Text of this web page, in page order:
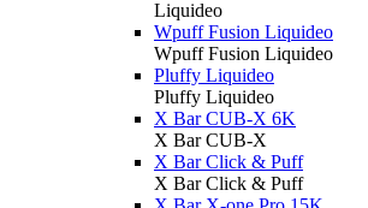
Liquideo
Wpuff Fusion Liquideo
Wpuff Fusion Liquideo
Pluffy Liquideo
Pluffy Liquideo
X Bar CUB-X 6K
X Bar CUB-X
X Bar Click & Puff
X Bar Click & Puff